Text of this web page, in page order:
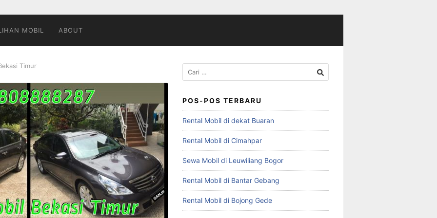
MOBIL ABOUT
Timur
Cari
untuk:
POS-POS TERBARU
Rental Mobil di dekat Buaran
Rental Mobil di Cimahpar
Sewa Mobil di Leuwiliang Bogor
Rental Mobil di Bantar Gebang
Rental Mobil di Bojong Gede